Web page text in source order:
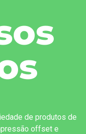
de produtos de
offset e